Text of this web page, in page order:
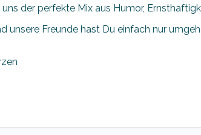
der perfekte Mix aus Humor,
unsere Freunde hast Du einfach nur